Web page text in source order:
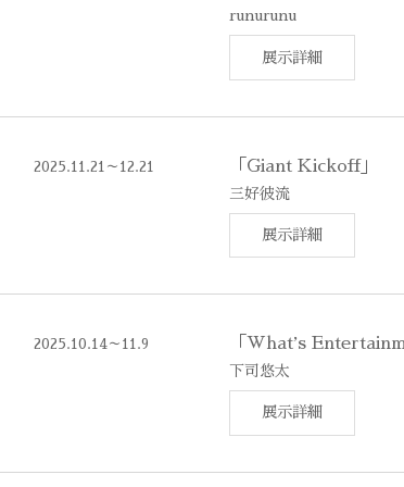
runurunu
展示詳細
2025.11.21～12.21 「Giant Kickoff」
三好彼流
展示詳細
2025.10.14～11.9 「Whatʼs
下司悠太
展示詳細